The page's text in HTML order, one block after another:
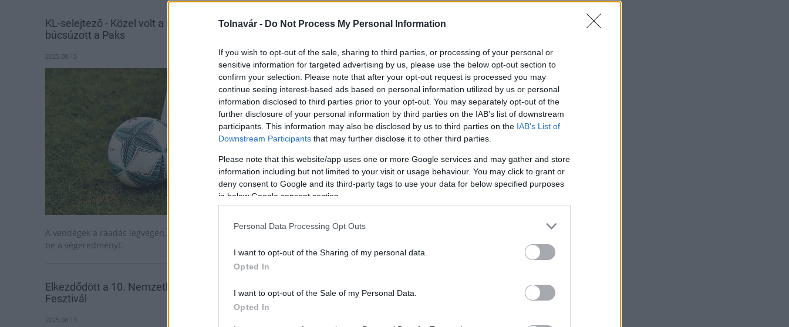
Tolnavár - Do Not Process My Personal Information
If you wish to opt-out of the sale, sharing to third parties, or processing of your personal or
sensitive information for targeted advertising by us, please use the below opt-out section to
confirm your selection. Please note that after your opt-out request is processed you may
continue seeing interest-based ads based on personal information utilized by us or personal
information disclosed to third parties prior to your opt-out. You may separately opt-out of the
further disclosure of your personal information by third parties on the IAB’s list of downstream
participants. This information may also be disclosed by us to third parties on the IAB’s List of
Downstream Participants that may further disclose it to other third parties.
Please note that this website/app uses one or more Google services and may gather and store
information including but not limited to your visit or usage behaviour. You may click to grant or
deny consent to Google and its third-party tags to use your data for below specified purposes
in below Google consent section.
Personal Data Processing Opt Outs
I want to opt-out of the Sharing of my personal data.
Opted In
I want to opt-out of the Sale of my Personal Data.
Opted In
KL-selejtező - Közel volt a bravúrhoz, de
búcsúzott a Paks
2025.08.15
A vendégek a ráadás legvégén, a 96. percben állították
be a végeredményt.
Elkezdődött a 10. Nemzetközi Fúvós Napok
Fesztivál
2025.08.13
vízitúra-hálózatnak
Vízpótlás kezdődött a gemenci erdőben
2025.08.14
Agrárminisztérium által meghirdetett Vizet a tájba!
héten